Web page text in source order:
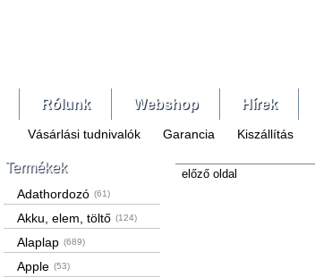
Rólunk Webshop Hírek
Vásárlási tudnivalók Garancia Kiszállítás
Termékek
Adathordozó (61)
Akku, elem, töltő (124)
Alaplap (689)
Apple (53)
előző oldal